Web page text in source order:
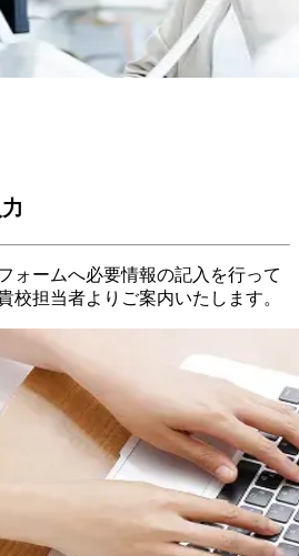
ォームへ必要情報の記入を行って
校担当者よりご案内いたします。